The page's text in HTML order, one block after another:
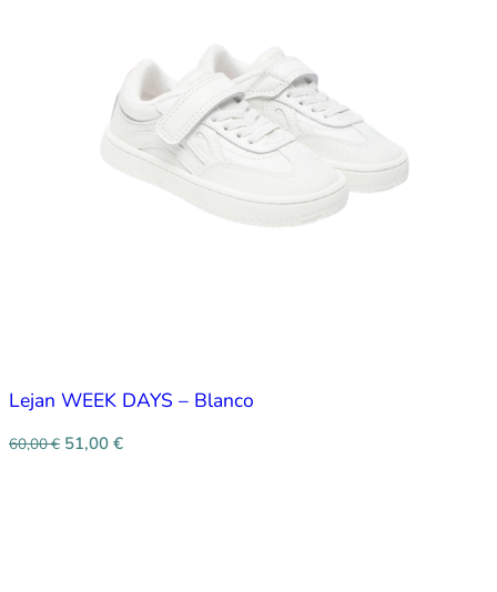
Lejan WEEK DAYS – Blanco
60,00€ 51,00 €